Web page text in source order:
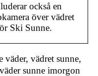
också en
över vädret
Ski Sunne.
väder, vädret sunne,
sunne imorgon